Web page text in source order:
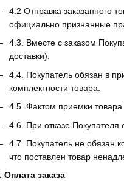
4.2 Отправка заказанного
официально признанные
4.3. Вместе с заказом
доставки).
4.4. Покупатель обязан в
комплектности товара.
4.5. Фактом приемки
4.6. При отказе Покупателя
4.7. Покупатель не обязан
что поставлен товар
Оплата заказа